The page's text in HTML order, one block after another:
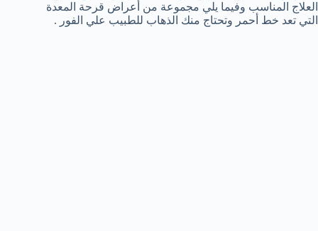
العلاج المناسب وفيما يلي مجموعة من أعراض قرحة المعدة
التي تعد خط أحمر وتحتاج منك الذهاب للطبيب علي الفور .